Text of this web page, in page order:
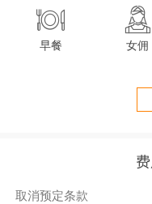
每间卧室均配备独立卫浴与
年龄段宾客的休闲娱乐需求
台、冰浴池、带顶泳池休闲
公里佩雷雷南海滩 1.3 公里

早餐

女佣
取消预定条款